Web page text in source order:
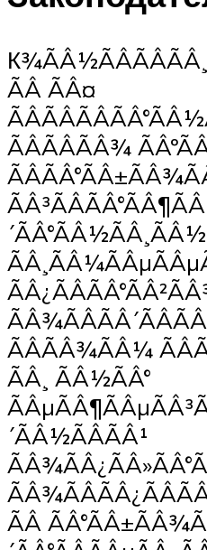
ÃÂ ÃÂ¤
ÃÂÃÂÃÂ¾
ÃÂ³ÃÂÃÂ°ÃÂ¶ÃÂ
´ÃÂ°ÃÂ½ÃÂ¸ÃÂ½
ÃÂÃÂ¾ÃÂ¼
ÃÂ¸ ÃÂ½ÃÂ°
´ÃÂ½ÃÂÃÂ¹
ÃÂ